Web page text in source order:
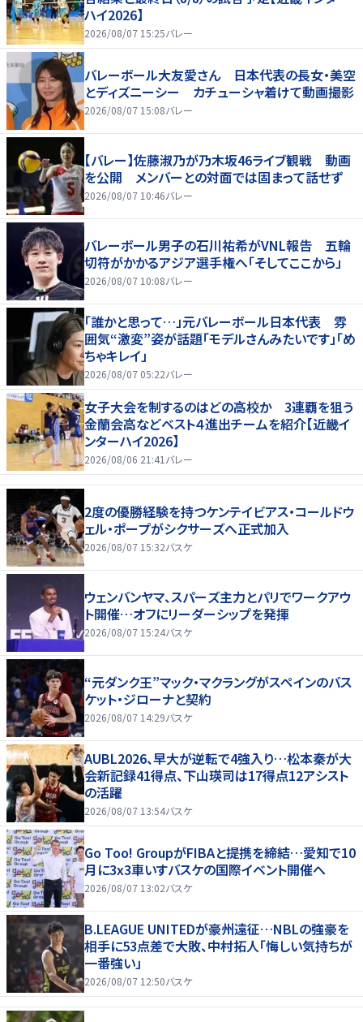
ハイ2026】
2026/08/07 15:25バレー
バレーボール大友愛さん 日本代表の長女・美空
とディズニーシー カチューシャ着けて動画撮影
2026/08/07 15:08バレー
【バレー】佐藤淑乃が乃木坂46ライブ観戦 動画
を公開 メンバーとの対面では固まって話せず
2026/08/07 10:46バレー
バレーボール男子の石川祐希がVNL報告 五輪
切符がかかるアジア選手権へ「そしてここから」
2026/08/07 10:08バレー
「誰かと思って…」元バレーボール日本代表 雰
囲気“激変”姿が話題「モデルさんみたいです」「め
ちゃキレイ」
2026/08/07 05:22バレー
女子大会を制するのはどの高校か 3連覇を狙う
金蘭会高などベスト４進出チームを紹介【近畿イ
ンターハイ2026】
2026/08/06 21:41 バレー
2度の優勝経験を持つケンテイビアス・コールドウ
ェル・ポープがシクサーズへ正式加入
2026/08/07 15:32バスケ
ウェンバンヤマ、スパーズ主力とパリでワークアウ
ト開催…オフにリーダーシップを発揮
2026/08/07 15:24バスケ
“元ダンク王”マック・マクラングがスペインのバス
ケット・ジローナと契約
2026/08/07 14:29バスケ
AUBL2026、早大が逆転で4強入り…松本秦が大
会新記録41得点、下山瑛司は17得点12アシスト
の活躍
2026/08/07 13:54バスケ
Go Too! GroupがFIBAと提携を締結…愛知で10
月に3x3車いすバスケの国際イベント開催へ
2026/08/07 13:02バスケ
B.LEAGUE UNITEDが豪州遠征…NBLの強豪を
相手に53点差で大敗、中村拓人「悔しい気持ちが
一番強い」
2026/08/07 12:50バスケ